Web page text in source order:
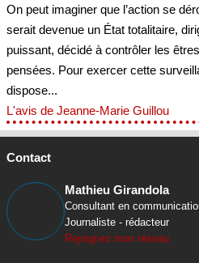
On peut imaginer que l’action se
serait devenue un État totalitaire,
puissant, décidé à contrôler les
pensées. Pour exercer cette
dispose...
L'avis de Jeanne-Marie Guillou
Contact
Mathieu Girandola
Consultant en
Journaliste - rédacteur
Rejoignez mon réseau